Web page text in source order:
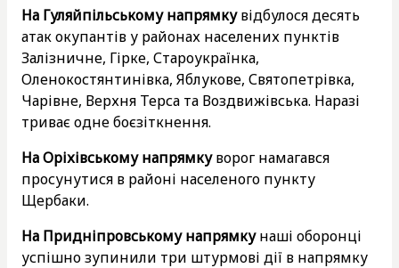
На Гуляйпільському напрямкувідбулося десять
атак окупантів у районах населених пунктів
Залізничне, Гірке, Староукраїнка,
Оленокостянтинівка, Яблукове, Святопетрівка,
Чарівне, Верхня Терса та Воздвижівська. Наразі
триває одне боєзіткнення.
На Оріхівському напрямкуворог намагався
просунутися в районі населеного пункту
Щербаки.
На Придніпровському напрямкунаші оборонці
успішно зупинили три штурмові дії в напрямку